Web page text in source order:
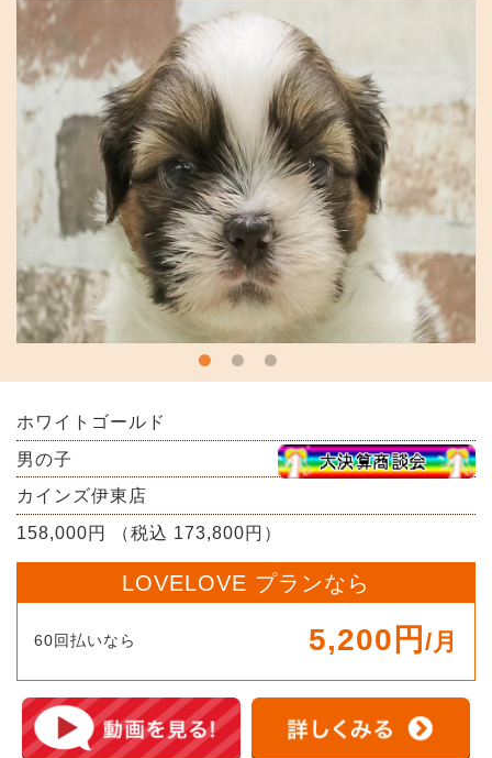
ホワイトゴールド
男の子
カインズ伊東店
158,000円 （税込 173,800円）
LOVELOVE プランなら
60回払いなら 5,200円 /月